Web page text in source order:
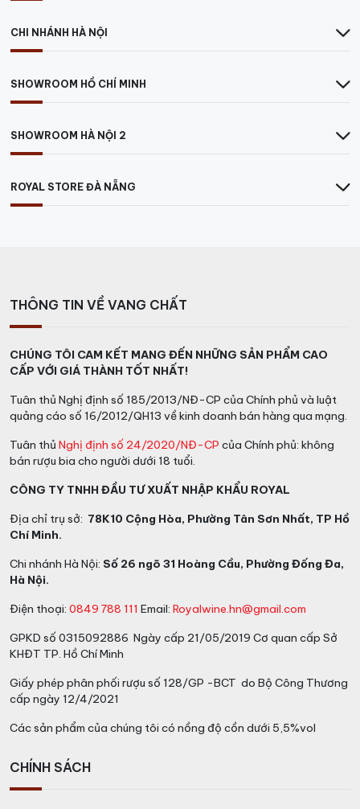
trong thùng gỗ sồi 3 tháng. Mang lại hương thơm của
trái cây chín đỏ chiếm ưu thế. Đi kèm với hương hoa
tím đặc trưng của Malbec của vùng này. Có một số
hương vị khoáng chất và tươi mát khiến loại rượu này
trở nên trẻ trung và sống động hơn.
Xem thêm thông tin trên trang chủ của nhà sản xuất
tại đây:https://www.bodegasbianchi.com.ar/
CHI NHÁNH HÀ NỘI
SHOWROOM HỒ CHÍ MINH
SHOWROOM HÀ NỘI 2
ROYAL STORE ĐÀ NẴNG
THÔNG TIN VỀ VANG CHẤT
CHÚNG TÔI CAM KẾT MANG ĐẾN NHỮNG SẢN PHẨM CAO
CẤP VỚI GIÁ THÀNH TỐT NHẤT!
Tuân thủ Nghị định số 185/2013/NĐ-CP của Chính phủ và luật
quảng cáo số 16/2012/QH13 về kinh doanh bán hàng qua mạng.
Tuân thủ Nghị định số 24/2020/NĐ-CP của Chính phủ: không
bán rượu bia cho người dưới 18 tuổi.
CÔNG TY TNHH ĐẦU TƯ XUẤT NHẬP KHẨU ROYAL
Địa chỉ trụ sở: 78K10 Cộng Hòa, Phường Tân Sơn Nhất, TP Hồ
Chí Minh.
Chi nhánh Hà Nội: Số 26 ngõ 31 Hoàng Cầu, Phường Đống Đa,
Hà Nội.
Điện thoại: 0849 788 111 Email: Royalwine.hn@gmail.com
GPKD số 0315092886 Ngày cấp 21/05/2019 Cơ quan cấp Sở
KHĐT TP. Hồ Chí Minh
Giấy phép phân phối rượu số 128/GP -BCT do Bộ Công Thương
cấp ngày 12/4/2021
Các sản phẩm của chúng tôi có nồng độ cồn dưới 5,5%vol
CHÍNH SÁCH